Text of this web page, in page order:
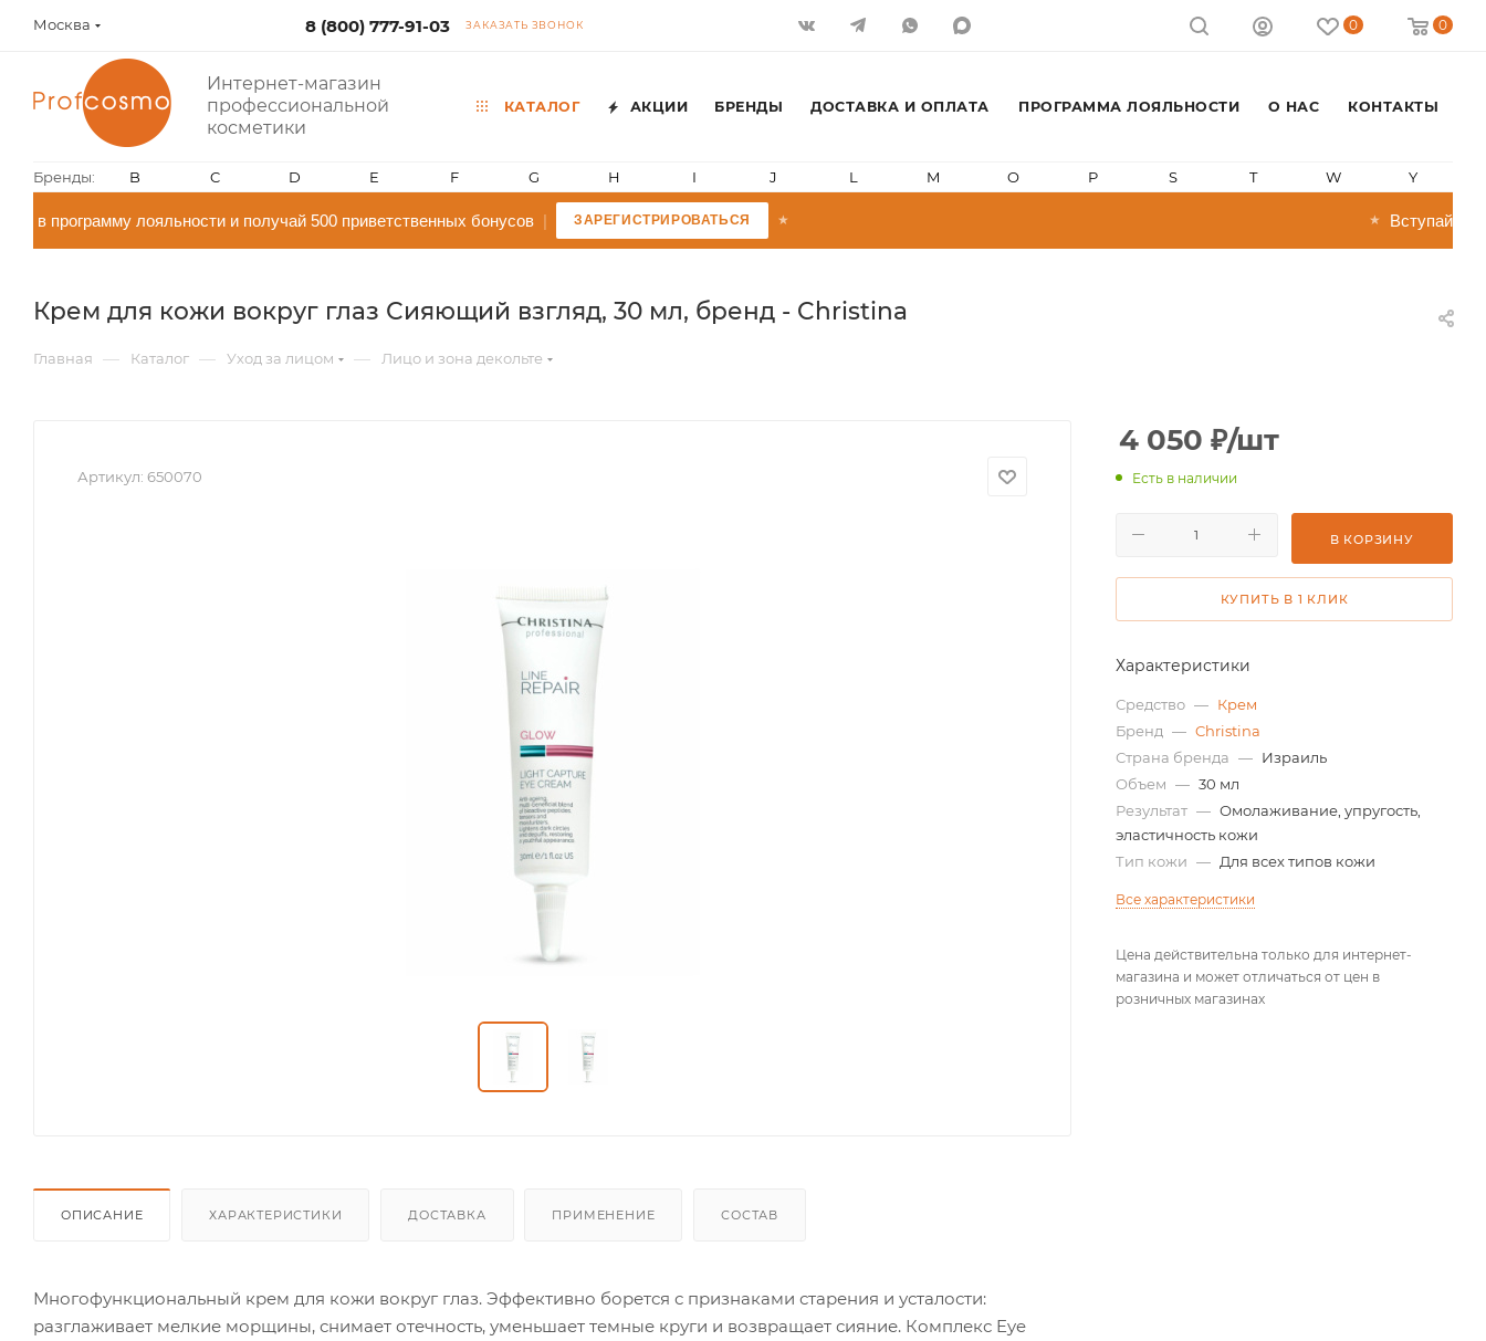
Москва 8 (800) 777-91-03 ЗАКАЗАТЬ ЗВОНОК 0 0
Интернет-магазин
профессиональной
косметики
КАТАЛОГ АКЦИИ БРЕНДЫ ДОСТАВКА И ОПЛАТА ПРОГРАММА ЛОЯЛЬНОСТИ О НАС КОНТАКТЫ
Бренды: B C D E F G H I J L M O P S T W Y
в программу лояльности и получай 500 приветственных бонусов| ЗАРЕГИСТРИРОВАТЬСЯ Вступай в
Крем для кожи вокруг глаз Сияющий взгляд, 30 мл, бренд - Christina
Главная — Каталог — Уход за лицом — Лицо и зона декольте
Артикул: 650070
ОПИСАНИЕ ХАРАКТЕРИСТИКИ ДОСТАВКА ПРИМЕНЕНИЕ СОСТАВ
Многофункциональный крем для кожи вокруг глаз. Эффективно борется с признаками старения и усталости:
разглаживает мелкие морщины, снимает отечность, уменьшает темные круги и возвращает сияние. Комплекс Eye
4 050 ₽/шт
Есть в наличии
В КОРЗИНУ
КУПИТЬ В 1 КЛИК
Характеристики
Средство — Крем
Бренд — Christina
Страна бренда — Израиль
Объем — 30 мл
Результат — Омолаживание, упругость,
эластичность кожи
Тип кожи — Для всех типов кожи
Все характеристики
Цена действительна только для интернет-
магазина и может отличаться от цен в
розничных магазинах